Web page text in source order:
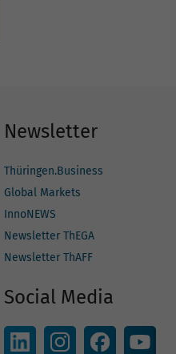
Newsletter
Thüringen.Business
Global Markets
InnoNEWS
Newsletter ThEGA
Newsletter ThAFF
Social Media